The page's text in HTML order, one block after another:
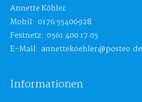
Annette Köhler
Mobil: 0176 55406928
Festnetz: 0561 400 17 05
E-Mail: annettekoehler@posteo.de
Informationen